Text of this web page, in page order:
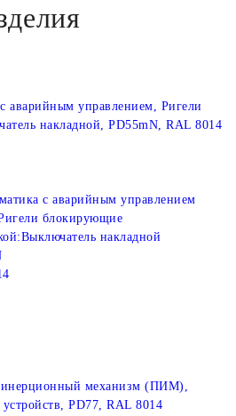
аварийным управлением, Ригели
накладной, PD55mN, RAL 8014
с аварийным управлением
блокирующие
Выключатель накладной
механизм (ПИМ),
PD77, RAL 8014